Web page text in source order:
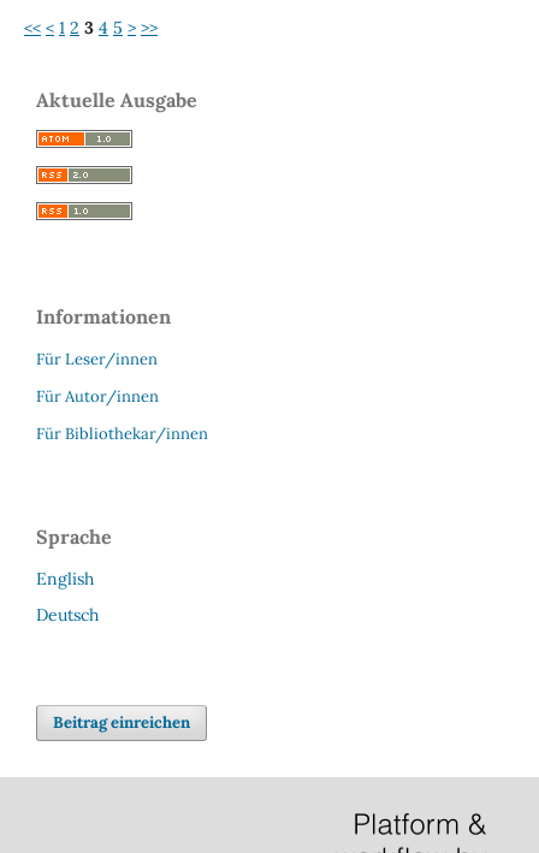
<< < 1 2 3 4 5 > >>
Aktuelle Ausgabe
Informationen
Für Leser/innen
Für Autor/innen
Für Bibliothekar/innen
Sprache
English
Deutsch
Beitrag einreichen